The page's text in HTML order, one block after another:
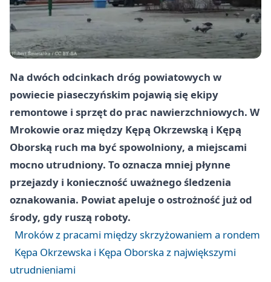
Na dwóch odcinkach dróg powiatowych w
powiecie piaseczyńskim pojawią się ekipy
remontowe i sprzęt do prac nawierzchniowych. W
Mrokowie oraz między Kępą Okrzewską i Kępą
Oborską ruch ma być spowolniony, a miejscami
mocno utrudniony. To oznacza mniej płynne
przejazdy i konieczność uważnego śledzenia
oznakowania. Powiat apeluje o ostrożność już od
środy, gdy ruszą roboty.
Mroków z pracami między skrzyżowaniem a rondem
Kępa Okrzewska i Kępa Oborska z największymi
utrudnieniami